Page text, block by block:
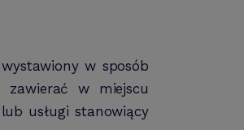
w sposób
zawierać w miejscu
usługi stanowiący